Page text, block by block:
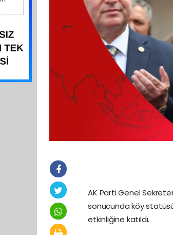
AK Parti Genel
sonucunda köy
etkinliğine katıldı.